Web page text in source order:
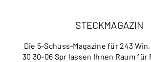
STECKMAGAZIN
Die 5-Schuss-Magazine für 243
30 30-06 Spr lassen Ihnen Raum für